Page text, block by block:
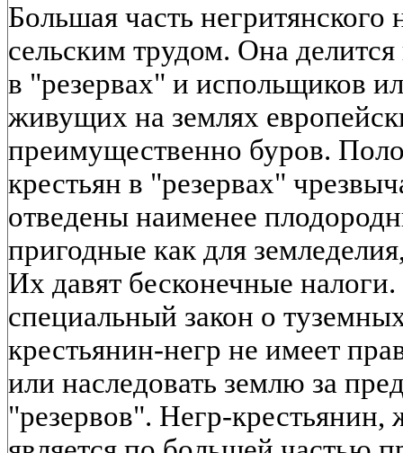
Большая часть негритянского
сельским трудом. Она
в "резервах" и испольщиков
живущих на землях
преимущественно буров.
крестьян в "резервах"
отведены наименее
пригодные как для
Их давят бесконечные
специальный закон о
крестьянин-негр не имеет
или наследовать землю за
"резервов". Негр-